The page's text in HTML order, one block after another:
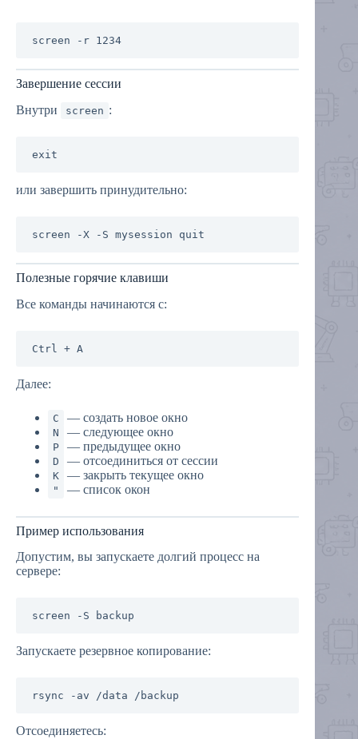
Завершение сессии
Внутри
screen :
или завершить принудительно:
Полезные горячие клавиши
Все команды начинаются с:
Далее:
C — создать новое окно
N — следующее окно
P — предыдущее окно
D — отсоединиться от сессии
K — закрыть текущее окно
" — список окон
Пример использования
Допустим, вы запускаете долгий процесс на
сервере:
Запускаете резервное копирование:
Отсоединяетесь: